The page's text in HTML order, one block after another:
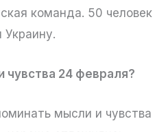
команда. 50 человек
Украину.
чувства 24 февраля?
мысли и чувства